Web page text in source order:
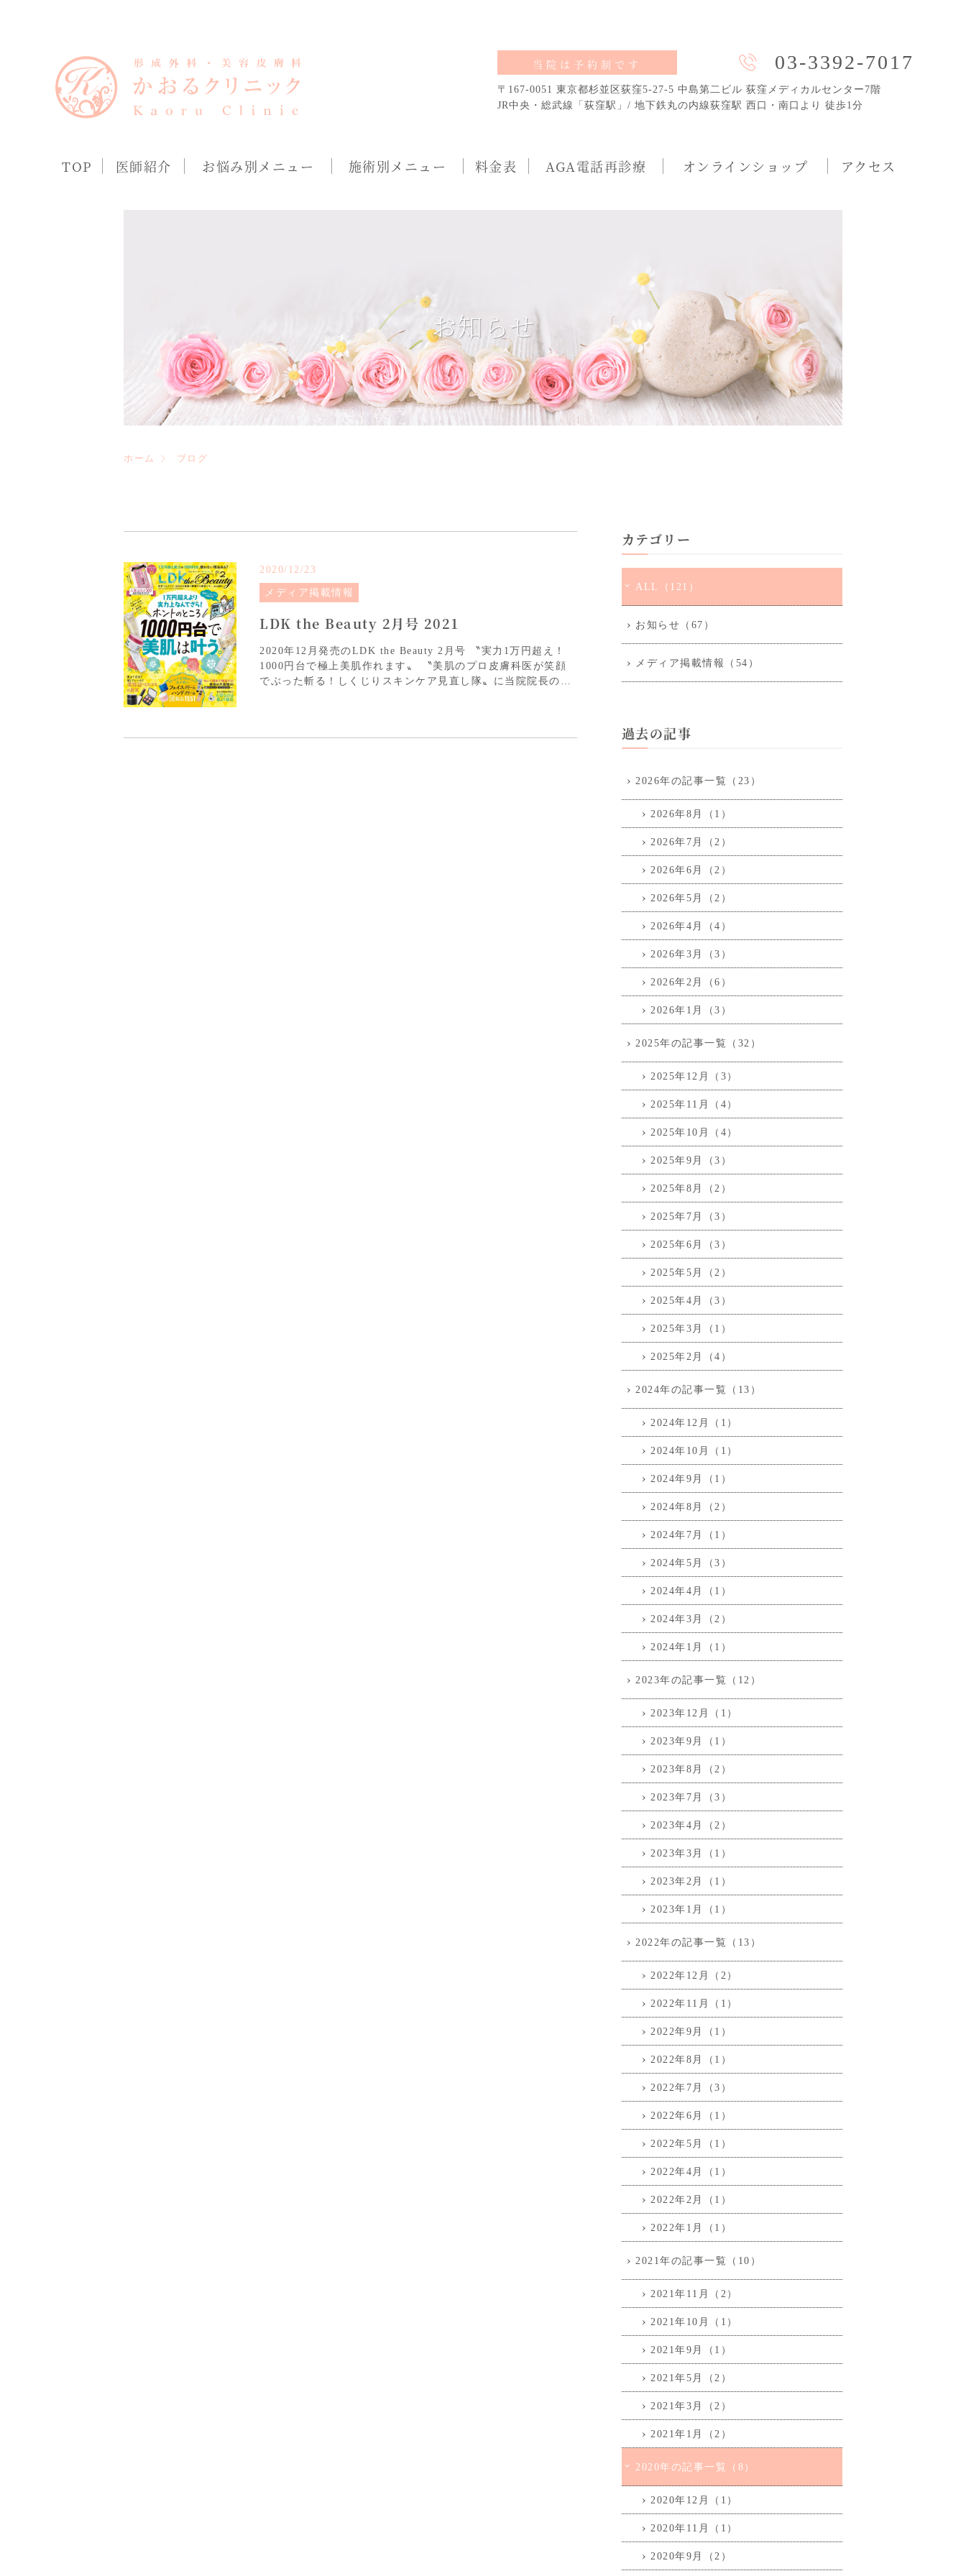
当院は予約制です 03-3392-7017
〒167-0051 東京都杉並区荻窪5-27-5 中島第二ビル 荻窪メディカルセンター7階
JR中央・総武線「荻窪駅」/ 地下鉄丸の内線荻窪駅 西口・南口より 徒歩1分
TOP 医師紹介 お悩み別メニュー 施術別メニュー 料金表 AGA電話再診療 オンラインショップ アクセス
お知らせ
ホーム ブログ
2020/12/23
メディア掲載情報
LDK the Beauty 2月号 2021
2020年12月発売のLDK the Beauty 2月号 〝実力1万円超え！
1000円台で極上美肌作れます〟 〝美肌のプロ皮膚科医が笑顔
でぶった斬る！しくじりスキンケア見直し隊〟に当院院長のコ
カテゴリー
ALL（121）
お知らせ（67）
メディア掲載情報（54）
過去の記事
2026年の記事一覧（23）
2026年8月（1）
2026年7月（2）
2026年6月（2）
2026年5月（2）
2026年4月（4）
2026年3月（3）
2026年2月（6）
2026年1月（3）
2025年の記事一覧（32）
2025年12月（3）
2025年11月（4）
2025年10月（4）
2025年9月（3）
2025年8月（2）
2025年7月（3）
2025年6月（3）
2025年5月（2）
2025年4月（3）
2025年3月（1）
2025年2月（4）
2024年の記事一覧（13）
2024年12月（1）
2024年10月（1）
2024年9月（1）
2024年8月（2）
2024年7月（1）
2024年5月（3）
2024年4月（1）
2024年3月（2）
2024年1月（1）
2023年の記事一覧（12）
2023年12月（1）
2023年9月（1）
2023年8月（2）
2023年7月（3）
2023年4月（2）
2023年3月（1）
2023年2月（1）
2023年1月（1）
2022年の記事一覧（13）
2022年12月（2）
2022年11月（1）
2022年9月（1）
2022年8月（1）
2022年7月（3）
2022年6月（1）
2022年5月（1）
2022年4月（1）
2022年2月（1）
2022年1月（1）
2021年の記事一覧（10）
2021年11月（2）
2021年10月（1）
2021年9月（1）
2021年5月（2）
2021年3月（2）
2021年1月（2）
2020年の記事一覧（8）
2020年12月（1）
2020年11月（1）
2020年9月（2）